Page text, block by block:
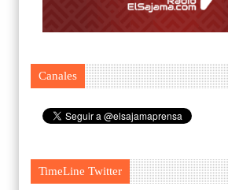
Canales
TimeLine Twitter